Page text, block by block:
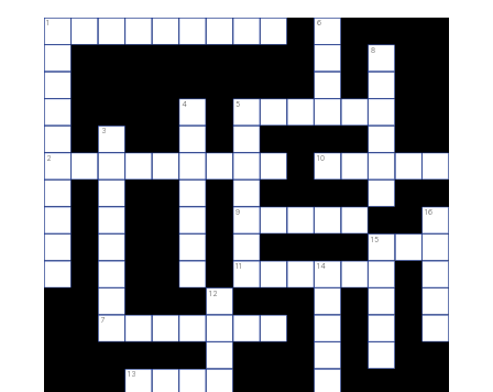
1 6
8
4 5
3
2 10
9 16
15
11 14
12
7
13